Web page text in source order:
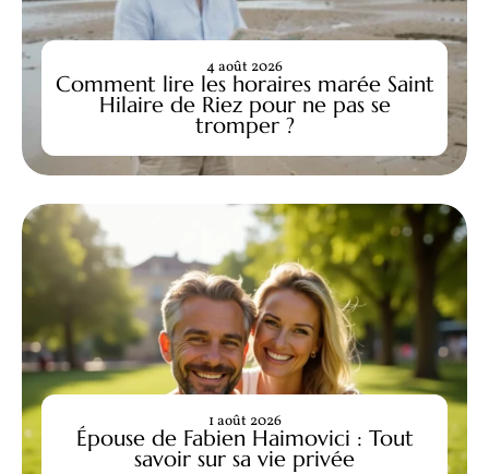
Comment lire les horaires marée Saint
Hilaire de Riez pour ne pas se
tromper ?
4 août 2026
Épouse de Fabien Haimovici : Tout
savoir sur sa vie privée
1 août 2026